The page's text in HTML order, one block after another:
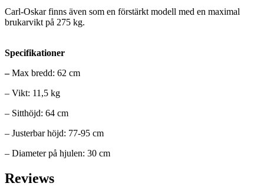
Carl-Oskar finns även som en förstärkt modell med en maximal
brukarvikt på 275 kg.
Specifikationer
–Max bredd: 62 cm
– Vikt: 11,5 kg
– Sitthöjd: 64 cm
– Justerbar höjd: 77-95 cm
– Diameter på hjulen: 30 cm
Reviews